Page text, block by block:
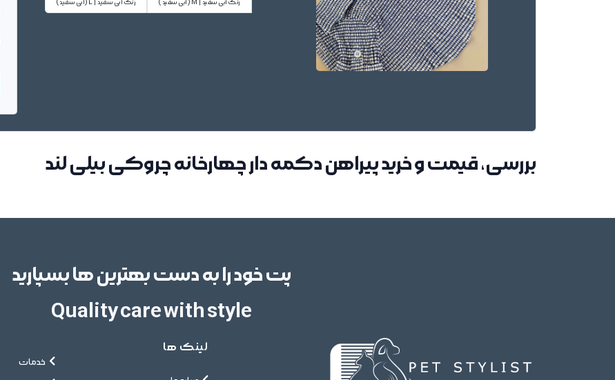
رنگ آبی سفید | M (آبی سفید) رنگ آبی سفید | L (آبی سفید)
بررسی، قیمت و خرید پیراهن دکمه دار چهارخانه چروکی بیلی لند
پت خود را به دست بهترین ها بسپارید
Quality care with style
لینک ها
خدمات